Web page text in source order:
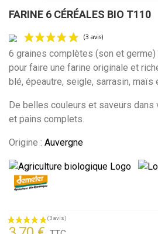
FARINE 6 CÉRÉALES BIO T110
6 graines complètes (son et
pour faire une farine originale et
blé, épeautre, seigle, sarrasin, maïs
De belles couleurs et saveurs
et pains complets.
Origine : Auvergne